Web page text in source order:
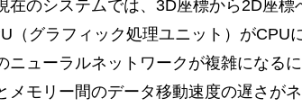
のシステムでは、3D座標から2D座標
（グラフィック処理ユニット）がCPU
ニューラルネットワークが複雑になる
メモリー間のデータ移動速度の遅さが